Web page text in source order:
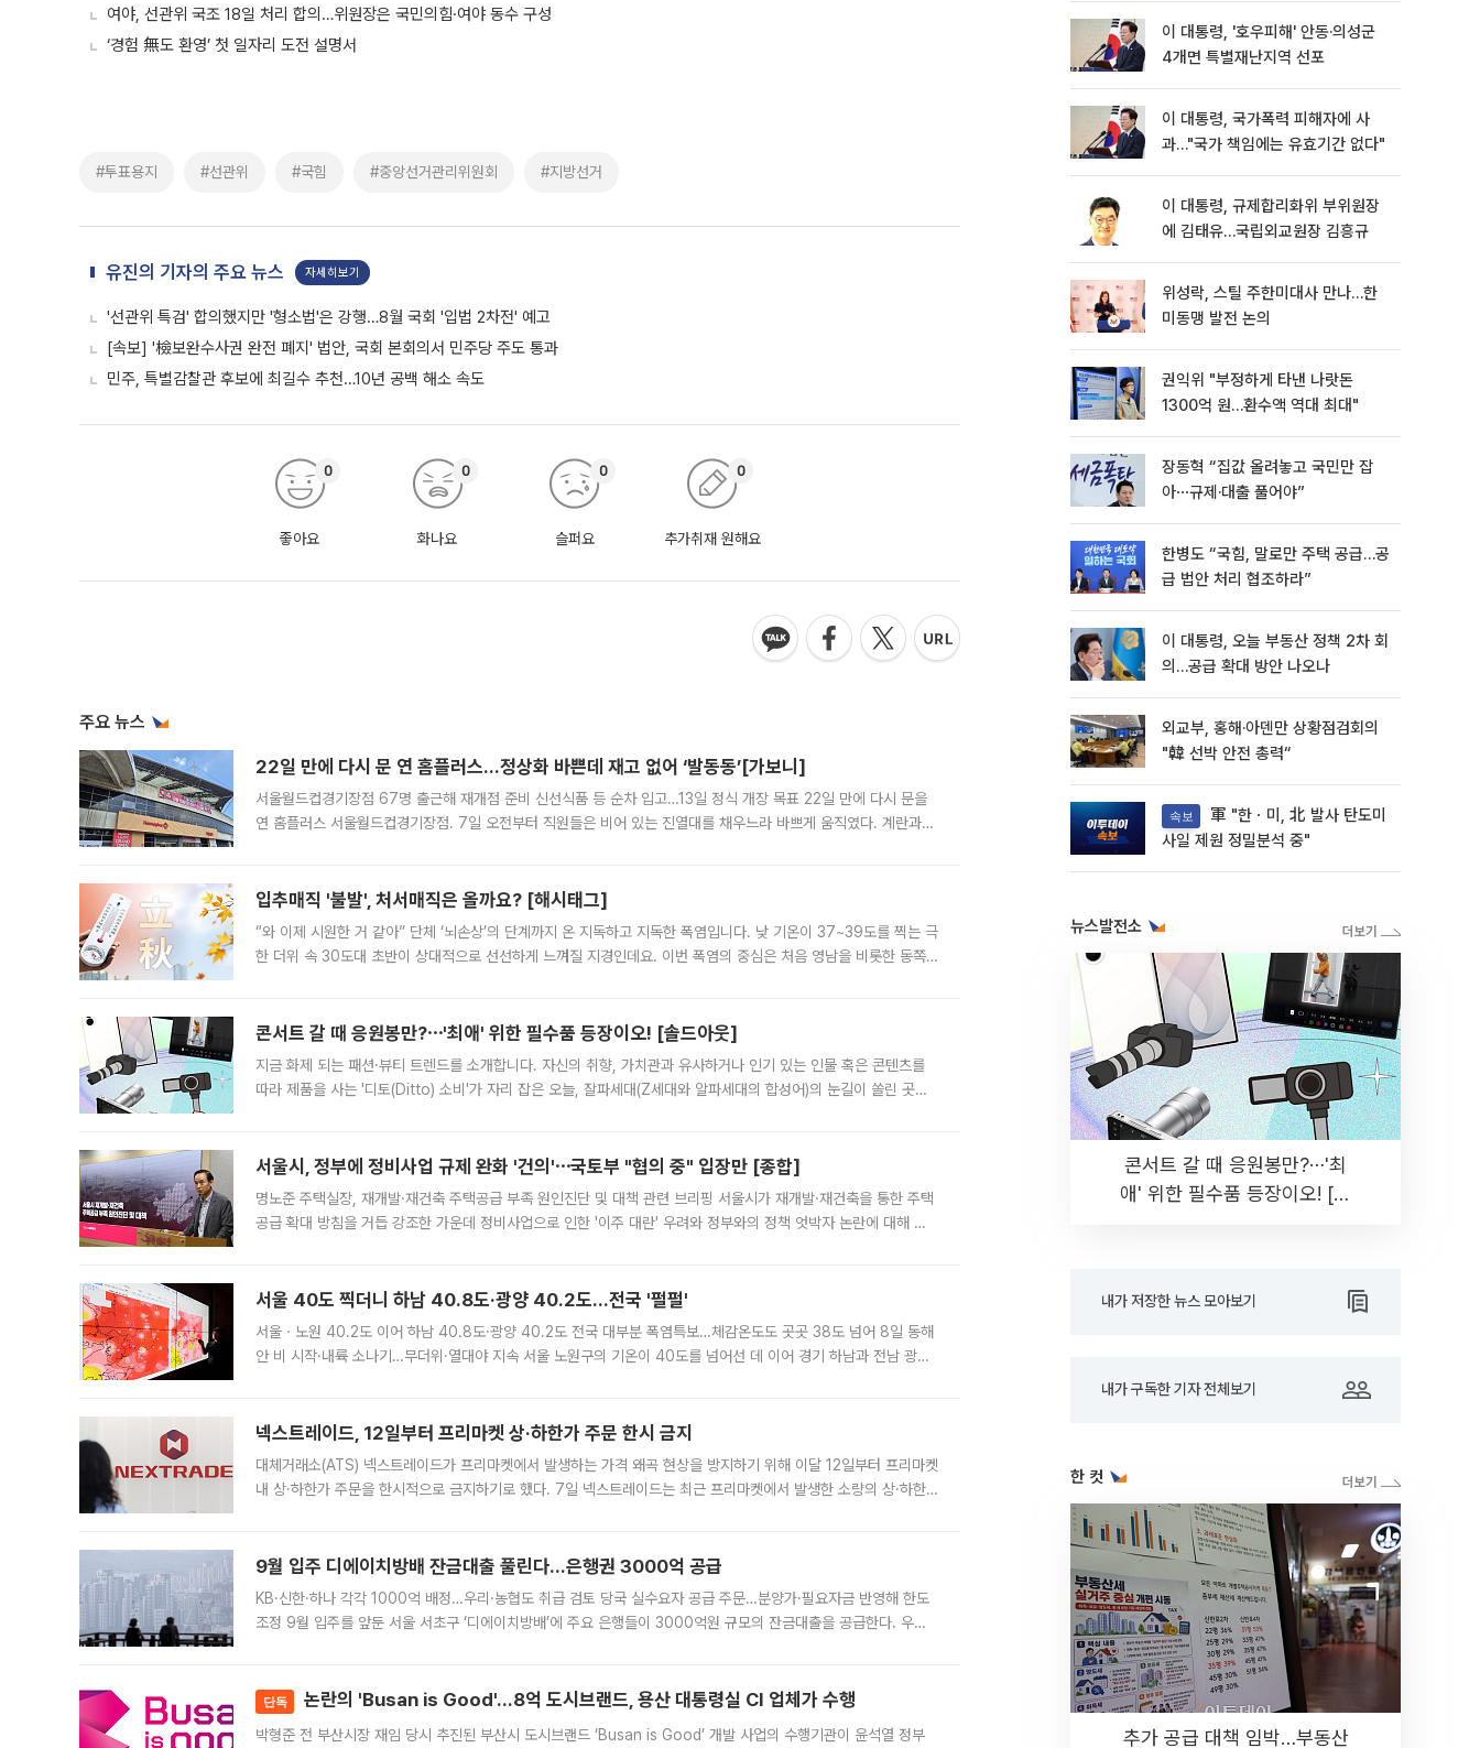
여야, 선관위 국조 18일 처리 합의…위원장은 국민의힘·여야 동수 구성
‘경험 無도 환영’ 첫 일자리 도전 설명서
#투표용지 #선관위 #국힘 #중앙선거관리위원회 #지방선거
유진의 기자의 주요 뉴스 자세히보기
'선관위 특검' 합의했지만 '형소법'은 강행…8월 국회 '입법 2차전' 예고
[속보] '檢보완수사권 완전 폐지' 법안, 국회 본회의서 민주당 주도 통과
민주, 특별감찰관 후보에 최길수 추천…10년 공백 해소 속도
좋아요
0
화나요
0
슬퍼요
0
추가취재 원해요
0
주요 뉴스
22일 만에 다시 문 연 홈플러스…정상화 바쁜데 재고 없어 ‘발동동’[가보니]
서울월드컵경기장점 67명 출근해 재개점 준비 신선식품 등 순차 입고…13일 정식 개장 목표 22일 만에 다시 문을
연 홈플러스 서울월드컵경기장점. 7일 오전부터 직원들은 비어 있는 진열대를 채우느라 바쁘게 움직였다. 계란과
입추매직 '불발', 처서매직은 올까요? [해시태그]
“와 이제 시원한 거 같아” 단체 ‘뇌손상’의 단계까지 온 지독하고 지독한 폭염입니다. 낮 기온이 37~39도를 찍는 극
한 더위 속 30도대 초반이 상대적으로 선선하게 느껴질 지경인데요. 이번 폭염의 중심은 처음 영남을 비롯한 동쪽
콘서트 갈 때 응원봉만?⋯'최애' 위한 필수품 등장이오! [솔드아웃]
지금 화제 되는 패션·뷰티 트렌드를 소개합니다. 자신의 취향, 가치관과 유사하거나 인기 있는 인물 혹은 콘텐츠를
따라 제품을 사는 '디토(Ditto) 소비'가 자리 잡은 오늘, 잘파세대(Z세대와 알파세대의 합성어)의 눈길이 쏠린 곳은
서울시, 정부에 정비사업 규제 완화 '건의'⋯국토부 "협의 중" 입장만 [종합]
명노준 주택실장, 재개발·재건축 주택공급 부족 원인진단 및 대책 관련 브리핑 서울시가 재개발·재건축을 통한 주택
공급 확대 방침을 거듭 강조한 가운데 정비사업으로 인한 '이주 대란' 우려와 정부와의 정책 엇박자 논란에 대해 정
서울 40도 찍더니 하남 40.8도·광양 40.2도…전국 '펄펄'
서울ㆍ노원 40.2도 이어 하남 40.8도·광양 40.2도 전국 대부분 폭염특보…체감온도도 곳곳 38도 넘어 8일 동해
안 비 시작·내륙 소나기…무더위·열대야 지속 서울 노원구의 기온이 40도를 넘어선 데 이어 경기 하남과 전남 광양
넥스트레이드, 12일부터 프리마켓 상·하한가 주문 한시 금지
대체거래소(ATS) 넥스트레이드가 프리마켓에서 발생하는 가격 왜곡 현상을 방지하기 위해 이달 12일부터 프리마켓
내 상·하한가 주문을 한시적으로 금지하기로 했다. 7일 넥스트레이드는 최근 프리마켓에서 발생한 소량의 상·하한
9월 입주 디에이치방배 잔금대출 풀린다…은행권 3000억 공급
KB·신한·하나 각각 1000억 배정…우리·농협도 취급 검토 당국 실수요자 공급 주문…분양가·필요자금 반영해 한도
조정 9월 입주를 앞둔 서울 서초구 ‘디에이치방배’에 주요 은행들이 3000억원 규모의 잔금대출을 공급한다. 우리
단독 논란의 'Busan is Good'…8억 도시브랜드, 용산 대통령실 CI 업체가 수행
박형준 전 부산시장 재임 당시 추진된 부산시 도시브랜드 ‘Busan is Good’ 개발 사업의 수행기관이 윤석열 정부
이 대통령, '호우피해' 안동·의성군
4개면 특별재난지역 선포
이 대통령, 국가폭력 피해자에 사
과…"국가 책임에는 유효기간 없다"
이 대통령, 규제합리화위 부위원장
에 김태유…국립외교원장 김흥규
위성락, 스틸 주한미대사 만나…한
미동맹 발전 논의
권익위 "부정하게 타낸 나랏돈
1300억 원…환수액 역대 최대"
장동혁 “집값 올려놓고 국민만 잡
아⋯규제·대출 풀어야”
한병도 “국힘, 말로만 주택 공급…공
급 법안 처리 협조하라”
이 대통령, 오늘 부동산 정책 2차 회
의…공급 확대 방안 나오나
외교부, 홍해·아덴만 상황점검회의
"韓 선박 안전 총력“
속보
사일 제원 정밀분석 중"
뉴스발전소
콘서트 갈 때 응원봉만?⋯'최
애' 위한 필수품 등장이오! [솔
내가 저장한 뉴스 모아보기
내가 구독한 기자 전체보기
한 컷
추가 공급 대책 임박…부동산